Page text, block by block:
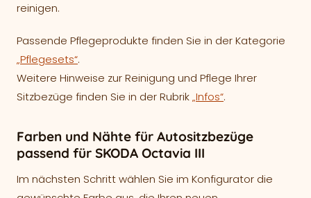
reinigen.
Passende Pflegeprodukte finden Sie in der Kategorie
„Pflegesets“.
Weitere Hinweise zur Reinigung und Pflege Ihrer
Sitzbezüge finden Sie in der Rubrik„Infos“.
Farben und Nähte für Autositzbezüge
passend für SKODA Octavia III
Im nächsten Schritt wählen Sie im Konfigurator die